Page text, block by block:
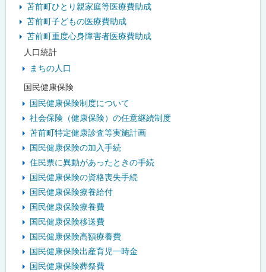
苫前町ひとり親家庭等医療費助成
苫前町子どもの医療費助成
苫前町重度心身障害者医療費助成
人口統計
まちの人口
国民健康保険
国民健康保険制度について
社会保険（健康保険）の任意継続制度
苫前町特定健康診査等実施計画
国民健康保険の加入手続
住民票に異動があったときの手続
国民健康保険の資格喪失手続
国民健康保険療養給付
国民健康保険療養費
国民健康保険移送費
国民健康保険高額療養費
国民健康保険出産育児一時金
国民健康保険葬祭費